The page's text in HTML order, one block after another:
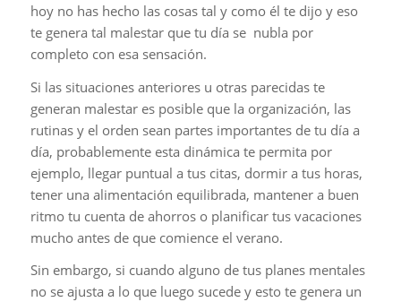
hoy no has hecho las cosas tal y como él te dijo y eso
te genera tal malestar que tu día se nubla por
completo con esa sensación.
Si las situaciones anteriores u otras parecidas te
generan malestar es posible que la organización, las
rutinas y el orden sean partes importantes de tu día a
día, probablemente esta dinámica te permita por
ejemplo, llegar puntual a tus citas, dormir a tus horas,
tener una alimentación equilibrada, mantener a buen
ritmo tu cuenta de ahorros o planificar tus vacaciones
mucho antes de que comience el verano.
Sin embargo, si cuando alguno de tus planes mentales
no se ajusta a lo que luego sucede y esto te genera un